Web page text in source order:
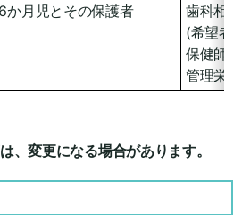
か月児とその保護者
歯科相談
(希望者
保健師・
管理栄
、変更になる場合があります。